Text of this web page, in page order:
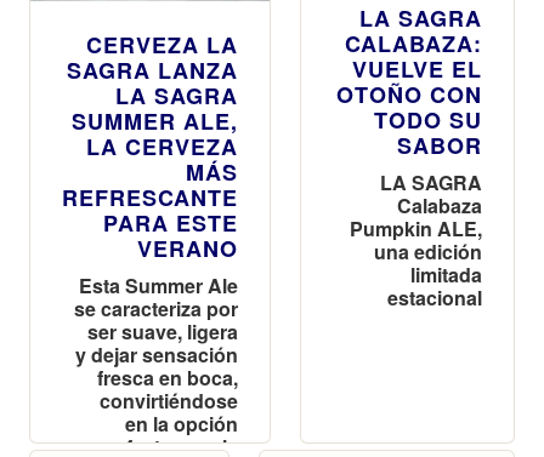
CERVEZA LA
SAGRA LANZA
LA SAGRA
SUMMER ALE,
LA CERVEZA
MÁS
REFRESCANTE
PARA ESTE
VERANO
Esta Summer Ale
se caracteriza por
ser suave, ligera
y dejar sensación
fresca en boca,
convirtiéndose
en la opción
perfecta para la
LA SAGRA
CALABAZA:
VUELVE EL
OTOÑO CON
TODO SU
SABOR
LA SAGRA
Calabaza
Pumpkin ALE,
una edición
limitada
estacional